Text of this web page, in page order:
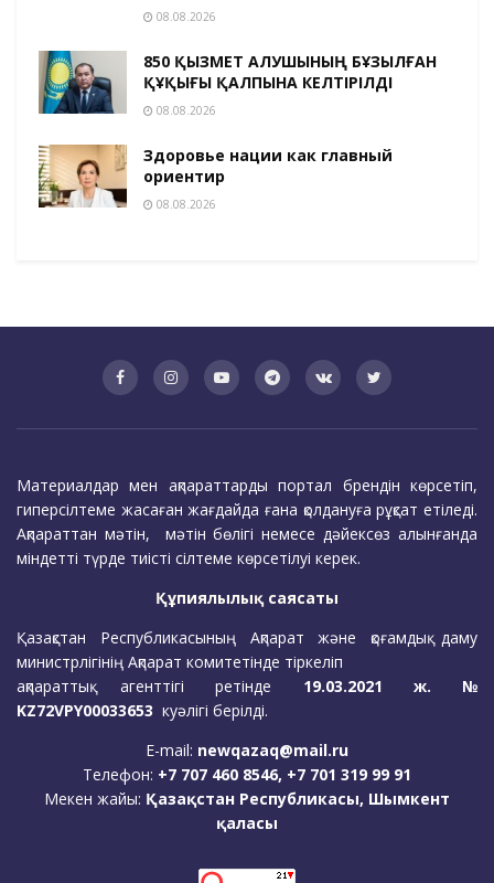
08.08.2026
850 ҚЫЗМЕТ АЛУШЫНЫҢ БҰЗЫЛҒАН
ҚҰҚЫҒЫ ҚАЛПЫНА КЕЛТІРІЛДІ
08.08.2026
Здоровье нации как главный
ориентир
08.08.2026
Материалдар мен ақпараттарды портал брендін көрсетіп,
гиперсілтеме жасаған жағдайда ғана қолдануға рұқсат етіледі.
Ақпараттан мәтін, мәтін бөлігі немесе дәйексөз алынғанда
міндетті түрде тиісті сілтеме көрсетілуі керек.
Құпиялылық саясаты
Қазақстан Республикасының Ақпарат және қоғамдық даму
министрлігінің Ақпарат комитетінде тіркеліп
ақпараттық агенттігі ретінде 19.03.2021 ж. №
KZ72VPY00033653 куәлігі берілді.
E-mail: newqazaq@mail.ru
Телефон: +7 707 460 8546, +7 701 319 99 91
Мекен жайы: Қазақстан Республикасы, Шымкент
қаласы